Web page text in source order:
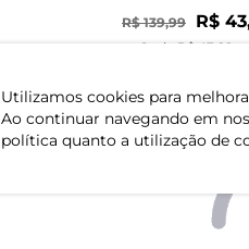
Utilizamos cookies para
Ao continuar navegando em
política quanto a utilização de
R$ 139,99 R$
ou 1x de R$ 43,99